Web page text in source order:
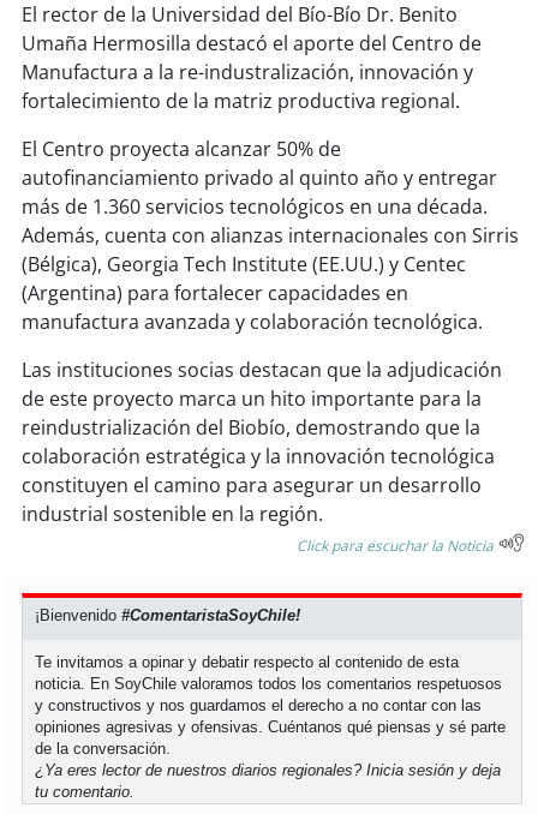
El rector de la Universidad del Bío-Bío Dr. Benito
Umaña Hermosilla destacó el aporte del Centro de
Manufactura a la re-industralización, innovación y
fortalecimiento de la matriz productiva regional.
El Centro proyecta alcanzar 50% de
autofinanciamiento privado al quinto año y entregar
más de 1.360 servicios tecnológicos en una década.
Además, cuenta con alianzas internacionales con Sirris
(Bélgica), Georgia Tech Institute (EE.UU.) y Centec
(Argentina) para fortalecer capacidades en
manufactura avanzada y colaboración tecnológica.
Las instituciones socias destacan que la adjudicación
de este proyecto marca un hito importante para la
reindustrialización del Biobío, demostrando que la
colaboración estratégica y la innovación tecnológica
constituyen el camino para asegurar un desarrollo
industrial sostenible en la región.
Click para escuchar la Noticia
¡Bienvenido#ComentaristaSoyChile!
Te invitamos a opinar y debatir respecto al contenido de esta
noticia. En SoyChile valoramos todos los comentarios respetuosos
y constructivos y nos guardamos el derecho a no contar con las
opiniones agresivas y ofensivas. Cuéntanos qué piensas y sé parte
de la conversación.
¿Ya eres lector de nuestros diarios regionales?Inicia sesión y deja
tu comentario.